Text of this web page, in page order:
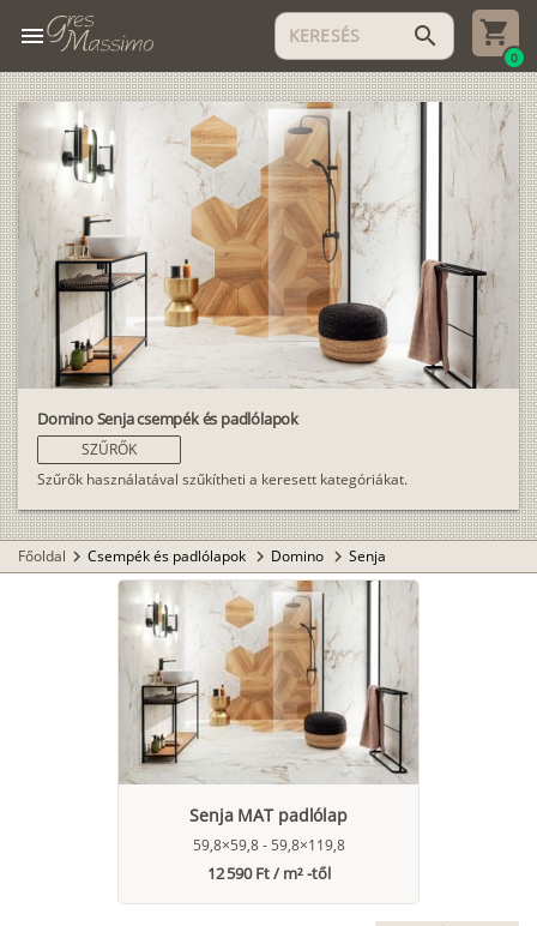
menu search
0
Domino Senja csempék és padlólapok
SZŰRŐK
Szűrők használatával szűkítheti a keresett kategóriákat.
Főoldal chevron_right Csempék és padlólapok chevron_right Domino chevron_right Senja
Senja MAT padlólap
59,8×59,8 - 59,8×119,8
12 590 Ft / m² -től